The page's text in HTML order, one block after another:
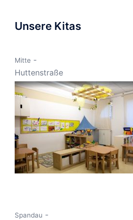
Unsere Kitas
Mitte -
Huttenstraße
Spandau -